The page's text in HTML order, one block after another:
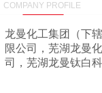
COMPANY PROFILE
龙曼化工集团（下
限公司，芜湖龙曼
司，芜湖龙曼钛白